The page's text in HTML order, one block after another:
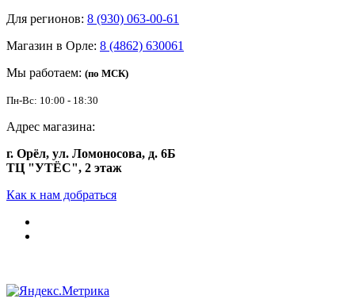
Для регионов: 8 (930) 063-00-61
Магазин в Орле: 8 (4862) 630061
Мы работаем: (по МСК)
Пн-Вс: 10:00 - 18:30
Адрес магазина:
г. Орёл, ул. Ломоносова, д. 6Б
ТЦ "УТЁС", 2 этаж
Как к нам добраться